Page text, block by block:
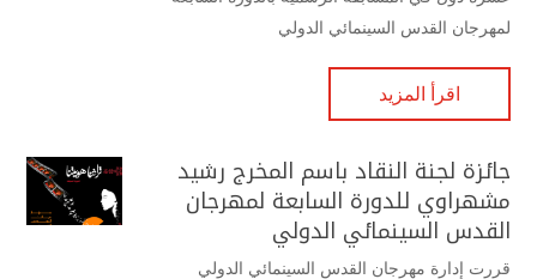
لمهرجان القدس السينمائي الدولي
اقرأ المزيد
جائزة لجنة النقاد باسم المخرج رشيد
مشهراوي للدورة السابعة لمهرجان
القدس السينمائي الدولي
قررت إدارة مهرجان القدس السينمائي الدولي